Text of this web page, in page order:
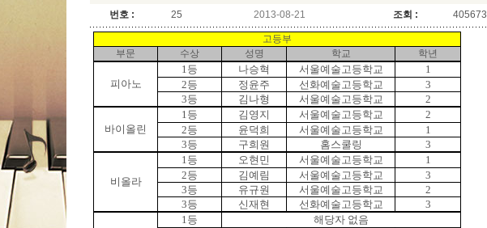
번호 :
25 2013-08-21 조회 : 405673
고등부
부문
수상 성명 학교 학년
피아노
1등 나승혁 서울예술고등학교
1
2등
정윤주 선화예술고등학교
3
3등
김나형 서울예술고등학교 2
바이올린
1등 김영지 서울예술고등학교
2
2등
윤덕희 서울예술고등학교
1
3등
구희원 홈스쿨링 3
비올라
1등 오현민 서울예술고등학교
1
2등
김예림 서울예술고등학교
3
3등
유규원 서울예술고등학교
2
3등
신재현 선화예술고등학교 3
1등
해당자 없음